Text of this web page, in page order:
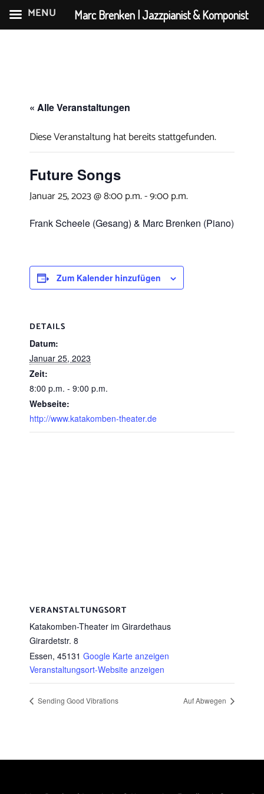
« Alle Veranstaltungen
Diese Veranstaltung hat bereits stattgefunden.
Future Songs
Januar 25, 2023 @ 8:00 p.m.-9:00 p.m.
Frank Scheele (Gesang) & Marc Brenken (Piano)
Zum Kalender hinzufügen
DETAILS
Datum:
Januar 25, 2023
Zeit:
8:00 p.m. - 9:00 p.m.
Webseite:
http://www.katakomben-theater.de
VERANSTALTUNGSORT
Katakomben-Theater im Girardethaus
Girardetstr. 8
Essen, 45131 Google Karte anzeigen
Veranstaltungsort-Website anzeigen
Sending Good Vibrations Auf Abwegen
MENU Marc Brenken | Jazzpianist & Komponist